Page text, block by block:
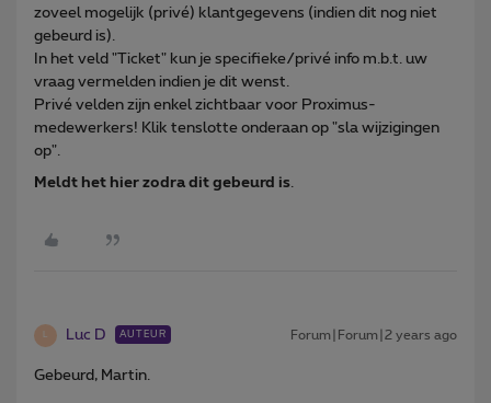
zoveel mogelijk (privé) klantgegevens (indien dit nog niet
gebeurd is).
In het veld "Ticket" kun je specifieke/privé info m.b.t. uw
vraag vermelden indien je dit wenst.
Privé velden zijn enkel zichtbaar voor Proximus-
medewerkers! Klik tenslotte onderaan op "sla wijzigingen
op".
Meldt het hier zodra dit gebeurd is
L Luc D AUTEUR Forum|Forum|2 years ago
Gebeurd, Martin.